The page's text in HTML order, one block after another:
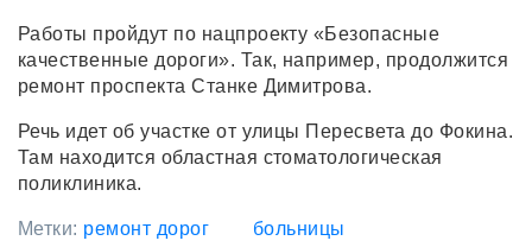
Работы пройдут по нацпроекту «Безопасные
качественные дороги». Так, например, продолжится
ремонт проспекта Станке Димитрова.
Речь идет об участке от улицы Пересвета до Фокина.
Там находится областная стоматологическая
поликлиника.
Метки: ремонт дорог больницы